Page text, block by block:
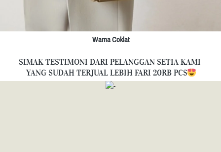
Warna Coklat
SIMAK TESTIMONI DARI PELANGGAN SETIA KAMI
YANG SUDAH TERJUAL LEBIH FARI 20RB PCS